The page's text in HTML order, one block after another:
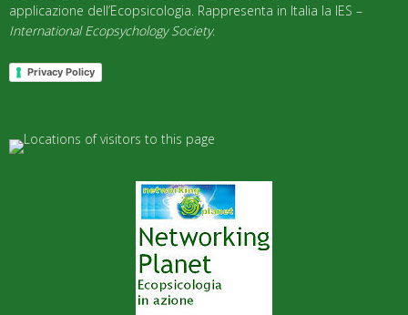
applicazione dell’Ecopsicologia. Rappresenta in Italia la IES –
International Ecopsychology Society.
Privacy Policy